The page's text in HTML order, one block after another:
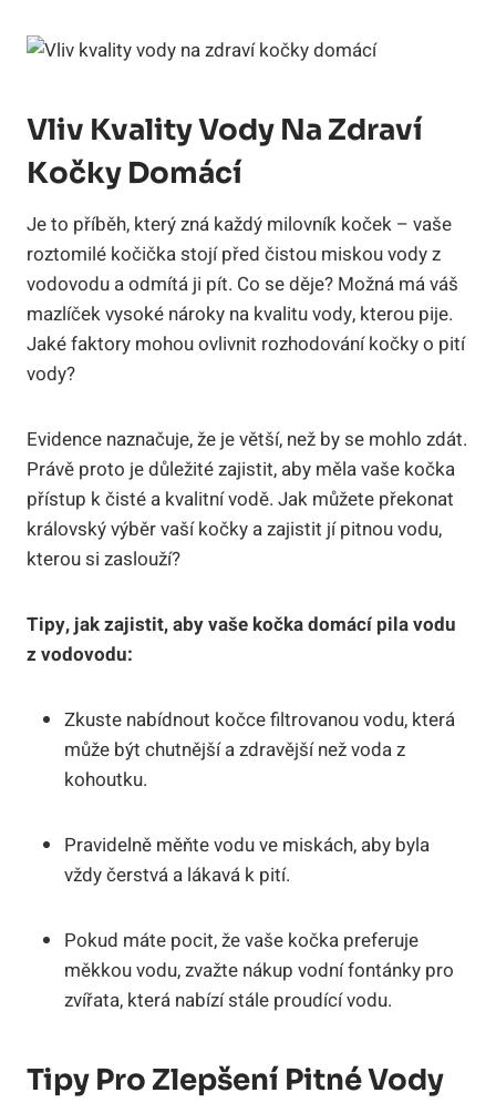
Vliv Kvality Vody Na Zdraví
Kočky Domácí
Je to příběh, který zná každý milovník koček – vaše
roztomilé kočička stojí před čistou miskou vody z
vodovodu a odmítá ji pít. Co se děje? Možná má váš
mazlíček vysoké nároky na kvalitu vody, kterou pije.
Jaké faktory mohou ovlivnit rozhodování kočky o pití
vody?
Evidence naznačuje, že je větší, než by se mohlo zdát.
Právě proto je důležité zajistit, aby měla vaše kočka
přístup k čisté a kvalitní vodě. Jak můžete překonat
královský výběr vaší kočky a zajistit jí pitnou vodu,
kterou si zaslouží?
Tipy, jak zajistit, aby vaše kočka domácí pila vodu
z vodovodu:
Zkuste nabídnout kočce filtrovanou vodu, která
může být chutnější a zdravější než voda z
kohoutku.
Pravidelně měňte vodu ve miskách, aby byla
vždy čerstvá a lákavá k pití.
Pokud máte pocit, že vaše kočka preferuje
měkkou vodu, zvažte nákup vodní fontánky pro
zvířata, která nabízí stále proudící vodu.
Tipy Pro Zlepšení Pitné Vody